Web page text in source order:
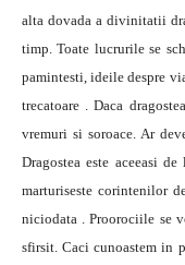
alta dovada a divinitatii
timp. Toate lucrurile se
pamintesti, ideile despre
trecatoare . Daca
vremuri si soroace. Ar
Dragostea este aceeasi
marturiseste corintenilor
niciodata . Proorociile se
sfirsit. Caci cunoastem in